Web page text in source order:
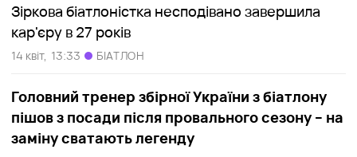
Зіркова біатлоністка несподівано завершила
кар'єру в 27 років
14 квіт, 13:33 БІАТЛОН
Головний тренер збірної України з біатлону
пішов з посади після провального сезону – на
заміну сватають легенду